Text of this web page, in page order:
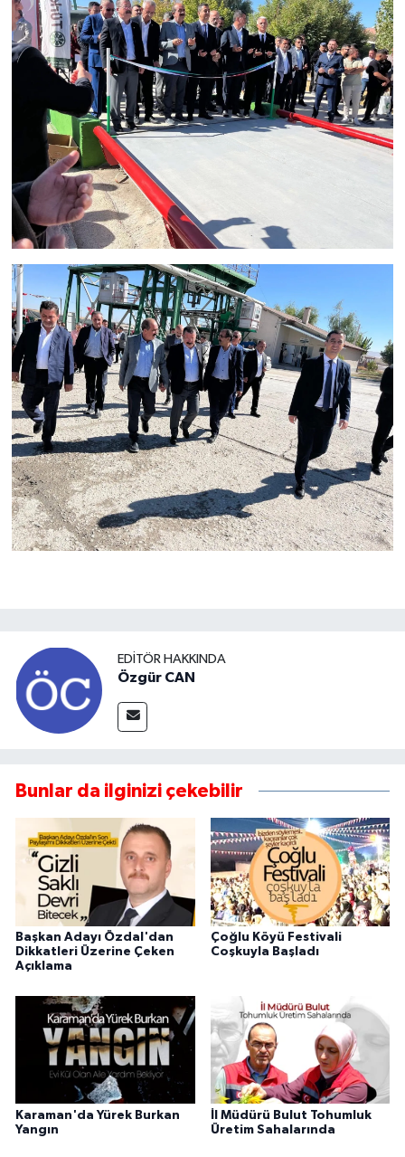
EDITÖR HAKKINDA
Özgür CAN
Bunlar da ilginizi çekebilir
Başkan Adayı Özdal'dan
Dikkatleri Üzerine Çeken
Açıklama
Çoğlu Köyü Festivali
Coşkuyla Başladı
Karaman'da Yürek Burkan
Yangın
İl Müdürü Bulut Tohumluk
Üretim Sahalarında